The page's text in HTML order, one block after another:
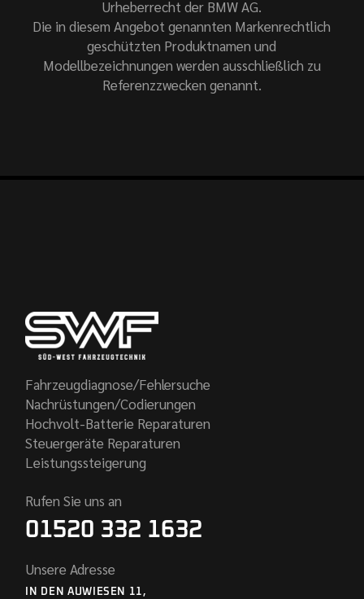
Urheberrecht der BMW AG.
Die in diesem Angebot genannten Markenrechtlich
geschützten Produktnamen und
Modellbezeichnungen werden ausschließlich zu
Referenzzwecken genannt.
Fahrzeugdiagnose/Fehlersuche
Nachrüstungen/Codierungen
Hochvolt-Batterie Reparaturen
Steuergeräte Reparaturen
Leistungssteigerung
Rufen Sie uns an
01520 332 1632
Unsere Adresse
IN DEN AUWIESEN 11,